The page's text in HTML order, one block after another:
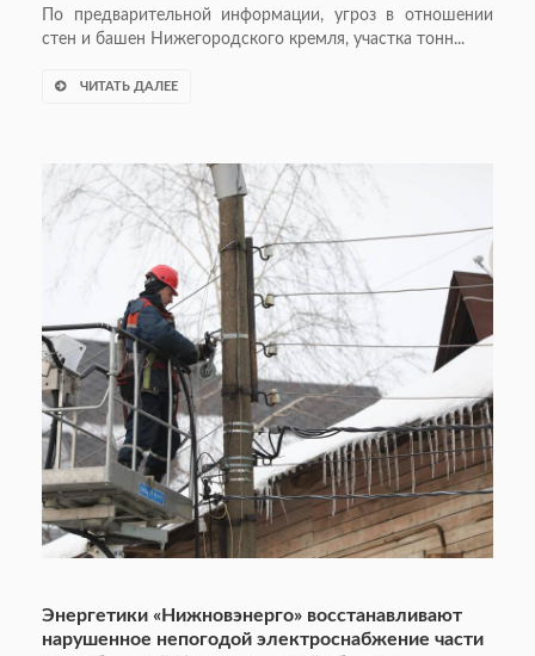
По предварительной информации, угроз в отношении
стен и башен Нижегородского кремля, участка тонн...
ЧИТАТЬ ДАЛЕЕ
Энергетики «Нижновэнерго» восстанавливают
нарушенное непогодой электроснабжение части